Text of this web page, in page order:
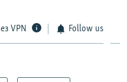
VPN Follow us